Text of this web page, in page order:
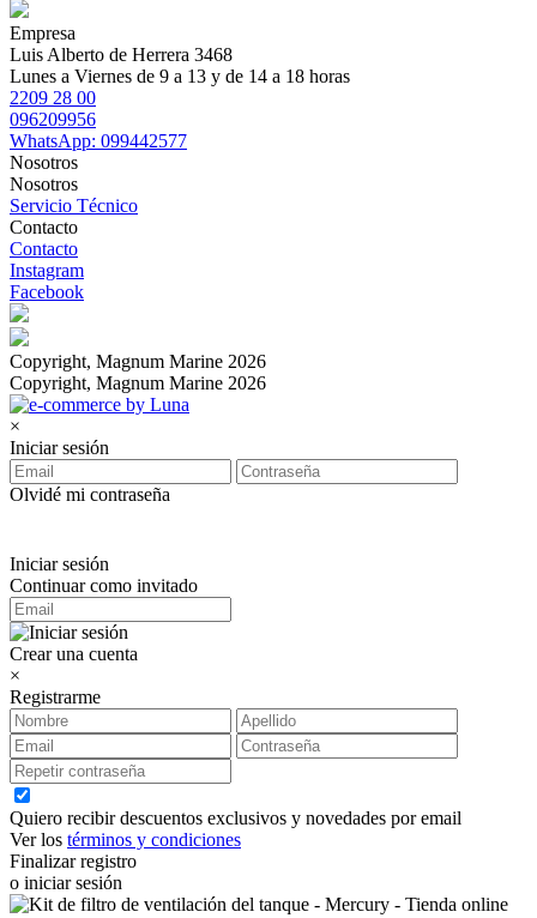
Empresa
Luis Alberto de Herrera 3468
Lunes a Viernes de 9 a 13 y de 14 a 18 horas
2209 28 00
096209956
WhatsApp: 099442577
Nosotros
Nosotros
Servicio Técnico
Contacto
Contacto
Instagram
Facebook
Copyright, Magnum Marine 2026
Copyright, Magnum Marine 2026
×
Iniciar sesión
Olvidé mi contraseña
Iniciar sesión
Continuar como invitado
Crear una cuenta
×
Registrarme
Quiero recibir descuentos exclusivos y novedades por email
Ver los términos y condiciones
Finalizar registro
o iniciar sesión